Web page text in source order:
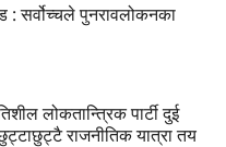
: सर्वोच्चले पुनरावलोकनका
लोकतान्त्रिक पार्टी दुई
राजनीतिक यात्रा तय